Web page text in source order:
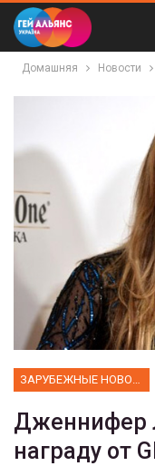
Домашняя Новости
ЗАРУБЕЖНЫЕ НОВОСТИ
Дженнифер
награду от